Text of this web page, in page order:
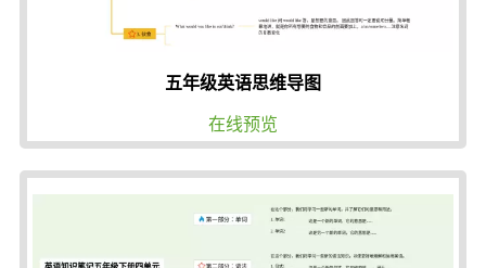
五年级英语思维导图
在线预览